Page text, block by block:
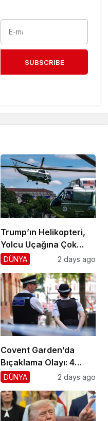
SUBSCRIBE
Trump’ın Helikopteri,
Yolcu Uçağına Çok
Yaklaştı!
DÜNYA 2 days ago
Covent Garden’da
Bıçaklama Olayı: 4
Yaralı, 1 Gözaltı
DÜNYA 2 days ago